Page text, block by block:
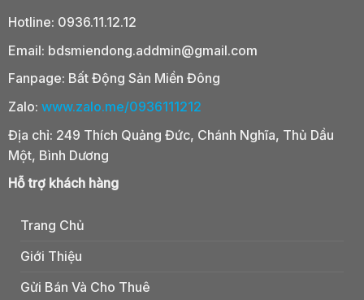
Hotline: 0936.11.12.12
Email: bdsmiendong.addmin@gmail.com
Fanpage: Bất Động Sản Miền Đông
Zalo: www.zalo.me/0936111212
Địa chỉ: 249 Thích Quảng Đức, Chánh Nghĩa, Thủ Dầu
Một, Bình Dương
Hỗ trợ khách hàng
Trang Chủ
Giới Thiệu
Gửi Bán Và Cho Thuê